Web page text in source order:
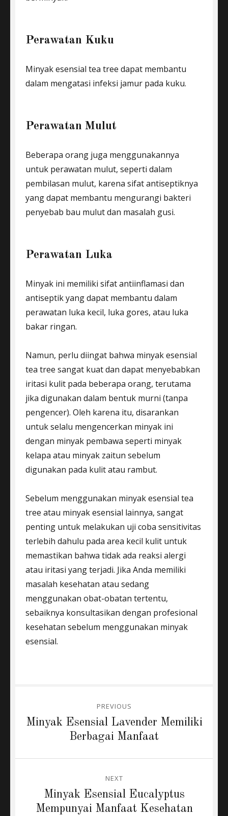
Perawatan Kuku
Minyak esensial tea tree dapat membantu
dalam mengatasi infeksi jamur pada kuku.
Perawatan Mulut
Beberapa orang juga menggunakannya
untuk perawatan mulut, seperti dalam
pembilasan mulut, karena sifat antiseptiknya
yang dapat membantu mengurangi bakteri
penyebab bau mulut dan masalah gusi.
Perawatan Luka
Minyak ini memiliki sifat antiinflamasi dan
antiseptik yang dapat membantu dalam
perawatan luka kecil, luka gores, atau luka
bakar ringan.
Namun, perlu diingat bahwa minyak esensial
tea tree sangat kuat dan dapat menyebabkan
iritasi kulit pada beberapa orang, terutama
jika digunakan dalam bentuk murni (tanpa
pengencer). Oleh karena itu, disarankan
untuk selalu mengencerkan minyak ini
dengan minyak pembawa seperti minyak
kelapa atau minyak zaitun sebelum
digunakan pada kulit atau rambut.
Sebelum menggunakan minyak esensial tea
tree atau minyak esensial lainnya, sangat
penting untuk melakukan uji coba sensitivitas
terlebih dahulu pada area kecil kulit untuk
memastikan bahwa tidak ada reaksi alergi
atau iritasi yang terjadi. Jika Anda memiliki
masalah kesehatan atau sedang
menggunakan obat-obatan tertentu,
sebaiknya konsultasikan dengan profesional
kesehatan sebelum menggunakan minyak
esensial.
navigation
PREVIOUS
Previous
Minyak Esensial Lavender Memiliki
Berbagai Manfaat
NEXT
Minyak Esensial Eucalyptus
Mempunyai Manfaat Kesehatan